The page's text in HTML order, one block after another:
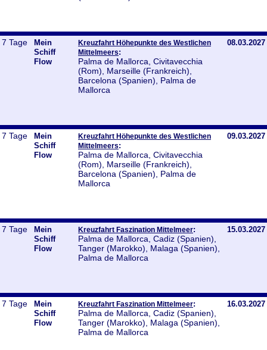
7 Tage
Mein
Schiff
Flow
Kreuzfahrt Höhepunkte des Westlichen
Mittelmeers:
Palma de Mallorca, Civitavecchia
(Rom), Marseille (Frankreich),
Barcelona (Spanien), Palma de
Mallorca
08.03.2027
7 Tage
Mein
Schiff
Flow
Kreuzfahrt Höhepunkte des Westlichen
Mittelmeers:
Palma de Mallorca, Civitavecchia
(Rom), Marseille (Frankreich),
Barcelona (Spanien), Palma de
Mallorca
09.03.2027
7 Tage
Mein
Schiff
Flow
Kreuzfahrt Faszination Mittelmeer:
Palma de Mallorca, Cadiz (Spanien),
Tanger (Marokko), Malaga (Spanien),
Palma de Mallorca
15.03.2027
7 Tage
Mein
Schiff
Flow
Kreuzfahrt Faszination Mittelmeer:
Palma de Mallorca, Cadiz (Spanien),
Tanger (Marokko), Malaga (Spanien),
Palma de Mallorca
16.03.2027